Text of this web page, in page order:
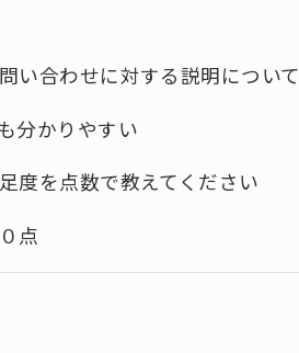
い合わせに対する説明について
分かりやすい
度を点数で教えてください
点